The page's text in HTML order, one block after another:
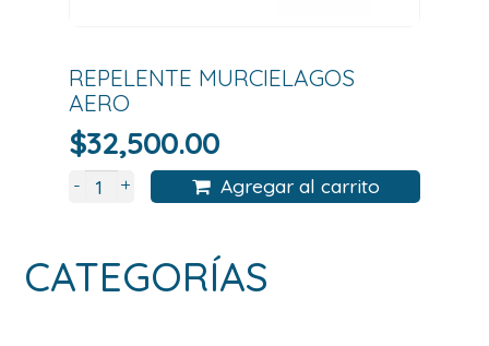
REPELENTE MURCIELAGOS
AERO
$32,500.00
- + Agregar al carrito
CATEGORÍAS